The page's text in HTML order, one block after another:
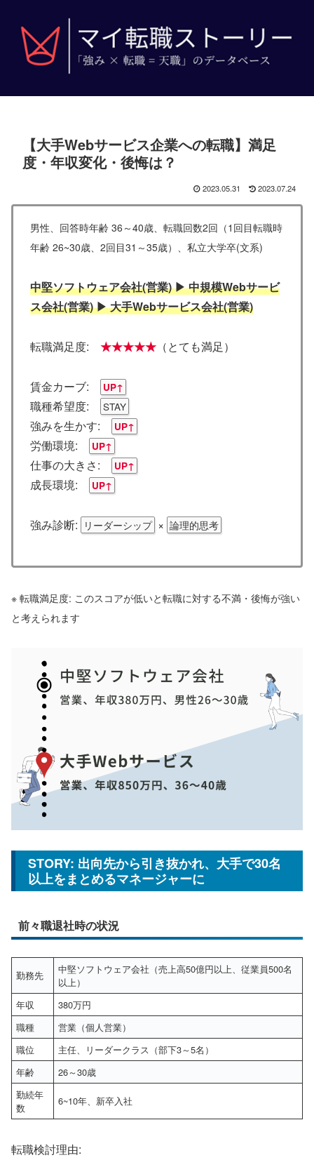
【大手Webサービス企業への転職】満足
度・年収変化・後悔は？
2023.05.31 2023.07.24
男性、回答時年齢 36～40歳、転職回数2回（1回目転職時
年齢 26~30歳、2回目31～35歳）、私立大学卒(文系)
中堅ソフトウェア会社(営業) ▶ 中規模Webサービ
ス会社(営業) ▶ 大手Webサービス会社(営業)
転職満足度: ★★★★★ （とても満足）
賃金カーブ: UP↑
職種希望度: STAY
強みを生かす: UP↑
労働環境: UP↑
仕事の大きさ: UP↑
成長環境: UP↑
強み診断: リーダーシップ × 論理的思考
※ 転職満足度: このスコアが低いと転職に対する不満・後悔が強い
と考えられます
STORY: 出向先から引き抜かれ、大手で30名
以上をまとめるマネージャーに
前々職退社時の状況
勤務先
中堅ソフトウェア会社（売上高50億円以上、従業員500名
以上）
年収
380万円
職種
営業（個人営業）
職位
主任、リーダークラス（部下3～5名）
年齢
26～30歳
勤続年
数
6~10年、新卒入社
転職検討理由: